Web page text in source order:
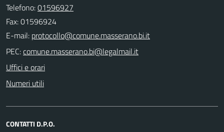
Telefono:01596927
Fax: 01596924
E-mail:
PEC:
Uffici e orari
Numeri utili
CONTATTI D.P.O.